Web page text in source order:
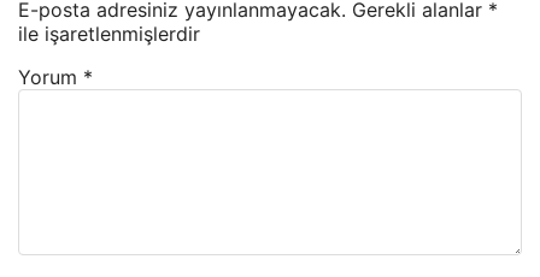
E-posta adresiniz yayınlanmayacak. Gerekli alanlar *
ile işaretlenmişlerdir
Yorum *